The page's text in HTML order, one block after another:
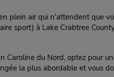
plein air qui n'attendent que
sport) à Lake Crabtree
Caroline du Nord, optez pour
la plus abordable et vous